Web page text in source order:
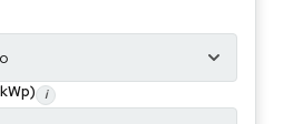
i